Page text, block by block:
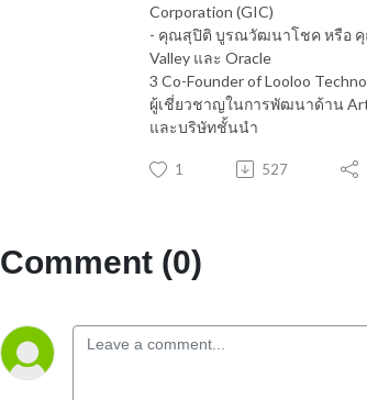
Corporation (GIC)
- คุณสุปิติ บูรณวัฒนาโชค หรือ คุ
Valley และ Oracle
3 Co-Founder of Looloo
ผู้เชี่ยวชาญในการพัฒนาด้าน
และบริษัทชั้นนำ
1 527
Comment (0)